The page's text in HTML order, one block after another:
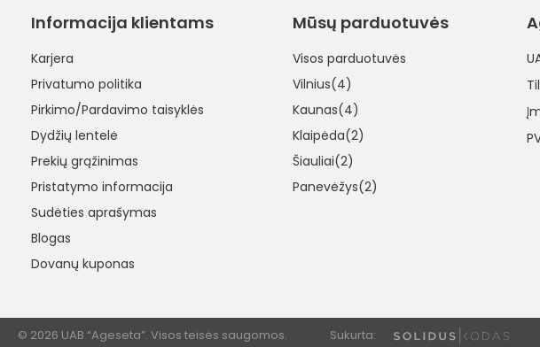
Informacija klientams
Karjera
Privatumo politika
Pirkimo/Pardavimo taisyklės
Dydžių lentelė
Prekių grąžinimas
Pristatymo informacija
Sudėties aprašymas
Blogas
Dovanų kuponas
Mūsų parduotuvės
Visos parduotuvės
Vilnius(4)
Kaunas(4)
Klaipėda(2)
Šiauliai(2)
Panevėžys(2)
© 2026 UAB “Ageseta”. Visos teisės saugomos. Sukurta: